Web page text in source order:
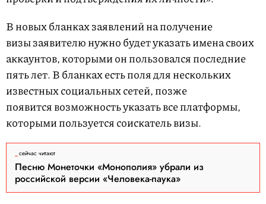
В новых бланках заявлений на получение
визы заявителю нужно будет указать имена своих
аккаунтов, которыми он пользовался последние
пять лет. В бланках есть поля для нескольких
известных социальных сетей, позже
появится возможность указать все платформы,
которыми пользуется соискатель визы.
сейчас читают
Песню Монеточки «Монополия» убрали из
российской версии «Человека-паука»